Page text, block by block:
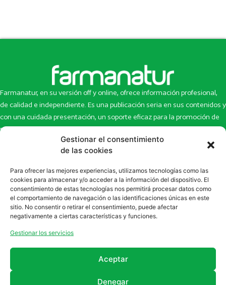
Gestionar el consentimiento
de las cookies
Para ofrecer las mejores experiencias, utilizamos tecnologías como las
cookies para almacenar y/o acceder a la información del dispositivo. El
consentimiento de estas tecnologías nos permitirá procesar datos como
el comportamiento de navegación o las identificaciones únicas en este
sitio. No consentir o retirar el consentimiento, puede afectar
negativamente a ciertas características y funciones.
Gestionar los servicios
Aceptar
Denegar
Farmanatur, en su versión off y online, ofrece información profesional,
de calidad e independiente. Es una publicación seria en sus contenidos y
con una cuidada presentación, un soporte eficaz para la promoción de
productos y novedades.
Inicio
Newsletter
Eco Multimedia
Contacto
Artículos
Escaparate
Enlaces de interés
SUSCRÍBETE A NUESTRO NEWSLETTER
la sección deNewsletter